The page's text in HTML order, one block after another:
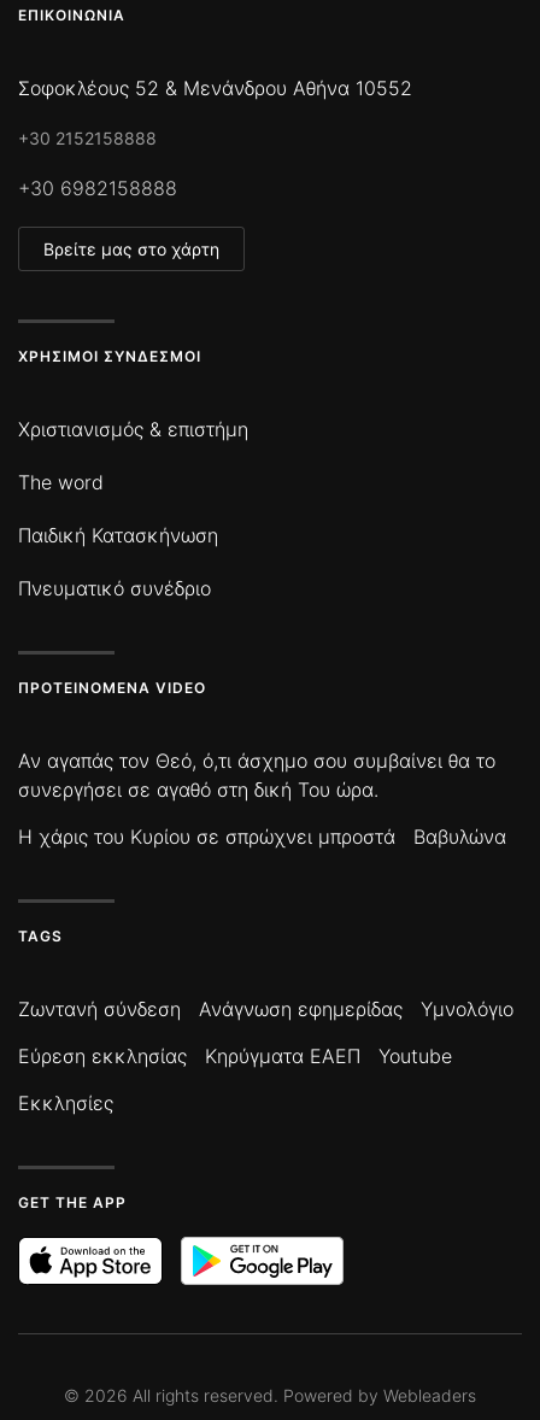
ΕΠΙΚΟΙΝΩΝΊΑ
Σοφοκλέους 52 & Μενάνδρου Αθήνα 10552
+30 2152158888
+30 6982158888
Βρείτε μας στο χάρτη
ΧΡΉΣΙΜΟΙ ΣΎΝΔΕΣΜΟΙ
Χριστιανισμός & επιστήμη
The word
Παιδική Κατασκήνωση
Πνευματικό συνέδριο
ΠΡΟΤΕΙΝΌΜΕΝΑ VIDEO
Αν αγαπάς τον Θεό, ό,τι άσχημο σου συμβαίνει θα το
συνεργήσει σε αγαθό στη δική Του ώρα.
Η χάρις του Κυρίου σε σπρώχνει μπροστά
Βαβυλώνα
TAGS
Ζωντανή σύνδεση Ανάγνωση εφημερίδας
Υμνολόγιο
Εύρεση εκκλησίας
Κηρύγματα ΕΑΕΠ
Youtube
Εκκλησίες
GET THE APP
© 2026 All rights reserved. Powered by Webleaders